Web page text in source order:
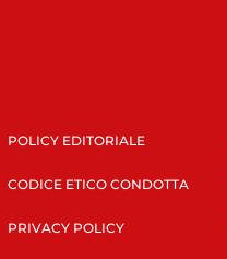
POLICY EDITORIALE
CODICE ETICO CONDOTTA
PRIVACY POLICY